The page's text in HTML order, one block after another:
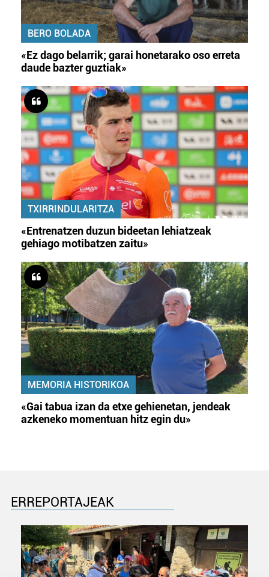
BERO BOLADA
«Ez dago belarrik; garai honetarako oso erreta
daude bazter guztiak»
TXIRRINDULARITZA
«Entrenatzen duzun bideetan lehiatzeak
gehiago motibatzen zaitu»
MEMORIA HISTORIKOA
«Gai tabua izan da etxe gehienetan, jendeak
azkeneko momentuan hitz egin du»
ERREPORTAJEAK